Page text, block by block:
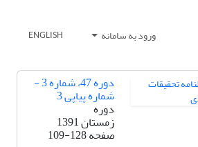
ورود به سامانه ENGLISH
دوره 47، شماره 3 -
شماره پیاپی 3
دوره
زمستان 1391
صفحه109-128